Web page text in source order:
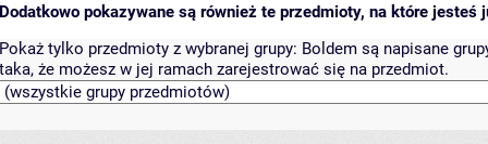
Dodatkowo pokazywane są również te przedmioty, na które jesteś
Pokaż tylko przedmioty z wybranej grupy: Boldem są napisane
taka, że możesz w jej ramach zarejestrować się na przedmiot.